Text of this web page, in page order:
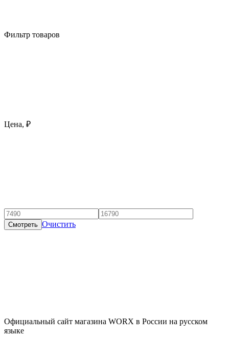
Фильтр товаров
Цена, ₽
Смотреть Очистить
Официальный сайт магазина WORX в России на русском
языке